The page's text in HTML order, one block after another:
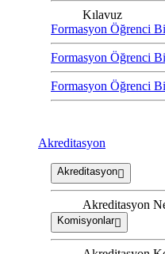
Kılavuz
Formasyon Öğrenci
Formasyon Öğrenci
Formasyon Öğrenci
Akreditasyon
Akreditasyon
Akreditasyon
Komisyonlar